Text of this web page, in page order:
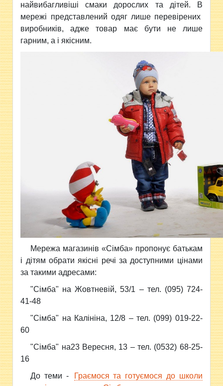
найвибагливіші смаки дорослих та дітей. В
мережі представлений одяг лише перевірених
виробників, адже товар має бути не лише
гарним, а і якісним.
Мережа магазинів «Сімба» пропонує батькам
і дітям обрати якісні речі за доступними цінами
за такими адресами:
"Сімба" на Жовтневій, 53/1 – тел. (095) 724-
41-48
"Сімба" на Калініна, 12/8 – тел. (099) 019-22-
60
"Сімба" на23 Вересня, 13 – тел. (0532) 68-25-
16
До теми -
Граємося та готуємося до школи